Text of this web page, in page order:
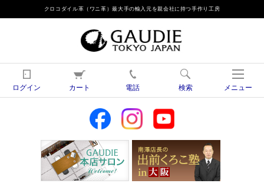
クロコダイル革（ワニ革）最大手の輸入元を親会社に持つ手作り工房
ログイン カート 電話 検索 メニュー